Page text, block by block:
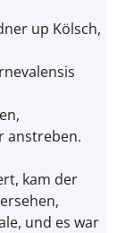
up Kölsch,
anstreben.
kam der
und es war